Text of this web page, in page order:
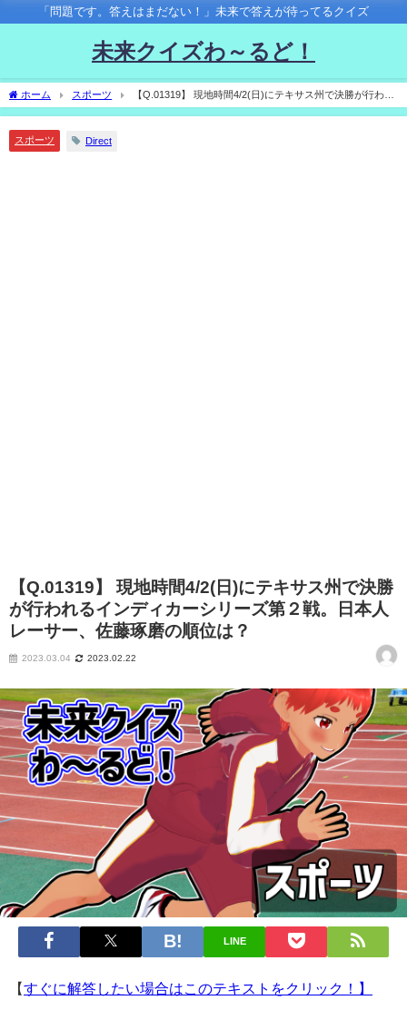
「問題です。答えはまだない！」未来で答えが待ってるクイズ
未来クイズわ～るど！
ホーム スポーツ
【Q.01319】 現地時間4/2(日)にテキサス州で決勝が行われ
るインディカーシリーズ第２戦。日本人レーサー、佐藤琢磨の順位は？
スポーツ Direct
【Q.01319】 現地時間4/2(日)にテキサス州で決勝
が行われるインディカーシリーズ第２戦。日本人
レーサー、佐藤琢磨の順位は？
2023.03.04 2023.02.22
LINE
【すぐに解答したい場合はこのテキストをクリック！】